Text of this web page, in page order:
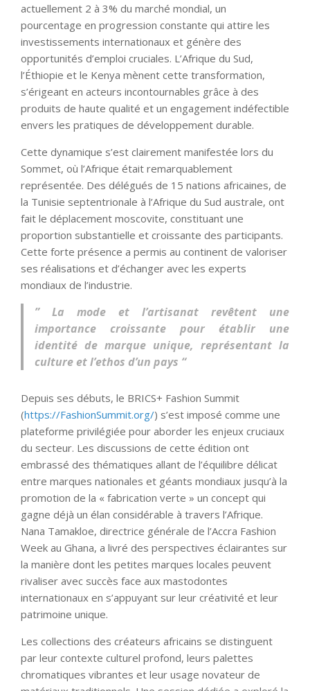
actuellement 2 à 3% du marché mondial, un
pourcentage en progression constante qui attire les
investissements internationaux et génère des
opportunités d’emploi cruciales. L’Afrique du Sud,
l’Éthiopie et le Kenya mènent cette transformation,
s’érigeant en acteurs incontournables grâce à des
produits de haute qualité et un engagement indéfectible
envers les pratiques de développement durable.
Cette dynamique s’est clairement manifestée lors du
Sommet, où l’Afrique était remarquablement
représentée. Des délégués de 15 nations africaines, de
la Tunisie septentrionale à l’Afrique du Sud australe, ont
fait le déplacement moscovite, constituant une
proportion substantielle et croissante des participants.
Cette forte présence a permis au continent de valoriser
ses réalisations et d’échanger avec les experts
mondiaux de l’industrie.
” La mode et l’artisanat revêtent une
importance croissante pour établir une
identité de marque unique, représentant la
culture et l’ethos d’un pays “
Depuis ses débuts, le BRICS+ Fashion Summit
(https://FashionSummit.org/) s’est imposé comme une
plateforme privilégiée pour aborder les enjeux cruciaux
du secteur. Les discussions de cette édition ont
embrassé des thématiques allant de l’équilibre délicat
entre marques nationales et géants mondiaux jusqu’à la
promotion de la « fabrication verte » un concept qui
gagne déjà un élan considérable à travers l’Afrique.
Nana Tamakloe, directrice générale de l’Accra Fashion
Week au Ghana, a livré des perspectives éclairantes sur
la manière dont les petites marques locales peuvent
rivaliser avec succès face aux mastodontes
internationaux en s’appuyant sur leur créativité et leur
patrimoine unique.
Les collections des créateurs africains se distinguent
par leur contexte culturel profond, leurs palettes
chromatiques vibrantes et leur usage novateur de